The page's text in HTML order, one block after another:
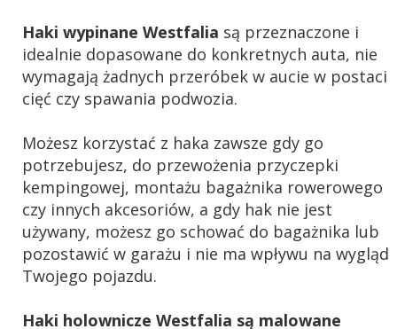
Haki wypinane Westfalia są przeznaczone i
idealnie dopasowane do konkretnych auta, nie
wymagają żadnych przeróbek w aucie w postaci
cięć czy spawania podwozia.
Możesz korzystać z haka zawsze gdy go
potrzebujesz, do przewożenia przyczepki
kempingowej, montażu bagażnika rowerowego
czy innych akcesoriów, a gdy hak nie jest
używany, możesz go schować do bagażnika lub
pozostawić w garażu i nie ma wpływu na wygląd
Twojego pojazdu.
Haki holownicze Westfalia są malowane